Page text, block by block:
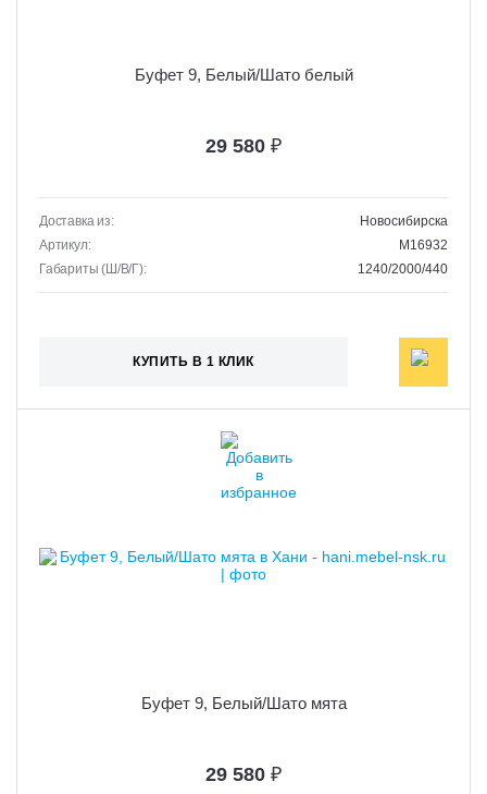
Буфет 9, Белый/Шато белый
29 580 ₽
Доставка из:
Новосибирска
Артикул:
M16932
Габариты (Ш/В/Г):
1240/2000/440
КУПИТЬ В 1 КЛИК
Буфет 9, Белый/Шато мята
29 580 ₽